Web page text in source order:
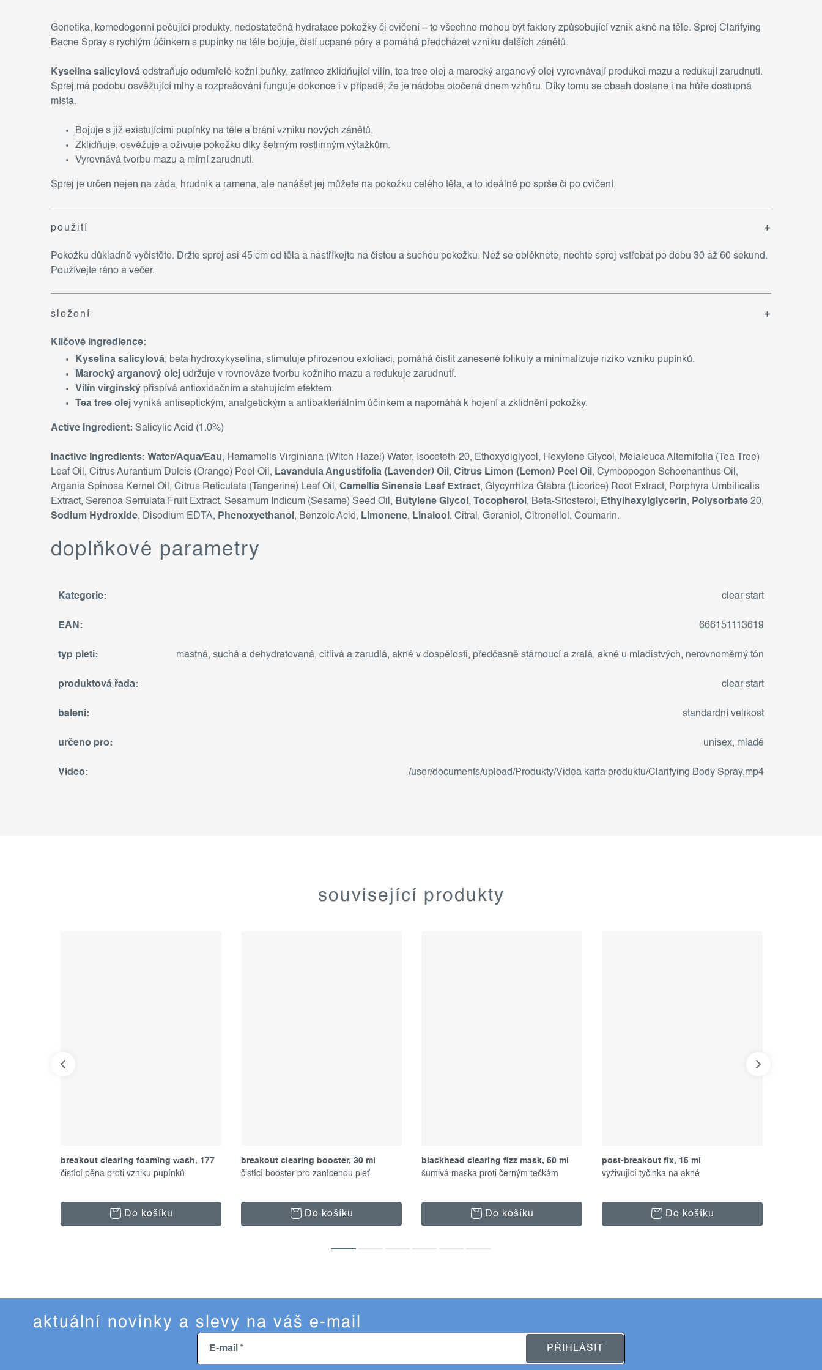
Genetika, komedogenní pečující produkty, nedostatečná hydratace pokožky či cvičení – to všechno mohou být faktory způsobující vznik akné na těle. Sprej Clarifying
Bacne Spray s rychlým účinkem s pupínky na těle bojuje, čistí ucpané póry a pomáhá předcházet vzniku dalších zánětů.
Kyselina salicylová odstraňuje odumřelé kožní buňky, zatímco zklidňující vilín, tea tree olej a marocký arganový olej vyrovnávají produkci mazu a redukují zarudnutí.
Sprej má podobu osvěžující mlhy a rozprašování funguje dokonce i v případě, že je nádoba otočená dnem vzhůru. Díky tomu se obsah dostane i na hůře dostupná
místa.
Bojuje s již existujícími pupínky na těle a brání vzniku nových zánětů.
Zklidňuje, osvěžuje a oživuje pokožku díky šetrným rostlinným výtažkům.
Vyrovnává tvorbu mazu a mírní zarudnutí.
Sprej je určen nejen na záda, hrudník a ramena, ale nanášet jej můžete na pokožku celého těla, a to ideálně po sprše či po cvičení.
použití
Pokožku důkladně vyčistěte. Držte sprej asi 45 cm od těla a nastříkejte na čistou a suchou pokožku. Než se obléknete, nechte sprej vstřebat po dobu 30 až 60 sekund.
Používejte ráno a večer.
složení
Klíčové ingredience:
Kyselina salicylová, beta hydroxykyselina, stimuluje přirozenou exfoliaci, pomáhá čistit zanesené folikuly a minimalizuje riziko vzniku pupínků.
Marocký arganový olej udržuje v rovnováze tvorbu kožního mazu a redukuje zarudnutí.
Vilín virginský přispívá antioxidačním a stahujícím efektem.
Tea tree olej vyniká antiseptickým, analgetickým a antibakteriálním účinkem a napomáhá k hojení a zklidnění pokožky.
Active Ingredient: Salicylic Acid (1.0%)
Inactive Ingredients: Water/Aqua/Eau, Hamamelis Virginiana (Witch Hazel) Water, Isoceteth-20, Ethoxydiglycol, Hexylene Glycol, Melaleuca Alternifolia (Tea Tree)
Leaf Oil, Citrus Aurantium Dulcis (Orange) Peel Oil, Lavandula Angustifolia (Lavender) Oil , Citrus Limon (Lemon) Peel Oil , Cymbopogon Schoenanthus Oil,
Argania Spinosa Kernel Oil, Citrus Reticulata (Tangerine) Leaf Oil, Camellia Sinensis Leaf Extract, Glycyrrhiza Glabra (Licorice) Root Extract, Porphyra Umbilicalis
Extract, Serenoa Serrulata Fruit Extract, Sesamum Indicum (Sesame) Seed Oil, Butylene Glycol , Tocopherol , Beta-Sitosterol, Ethylhexylglycerin, Polysorbate 20,
Sodium Hydroxide, Disodium EDTA, Phenoxyethanol , Benzoic Acid, Limonene, Linalool , Citral, Geraniol, Citronellol, Coumarin.
doplňkové parametry
Kategorie: clear start
EAN : 666151113619
typ pleti: mastná, suchá a dehydratovaná, citlivá a zarudlá, akné v dospělosti, předčasně stárnoucí a zralá, akné u mladistvých, nerovnoměrný tón
produktová řada: clear start
balení: standardní velikost
určeno pro: unisex, mladé
Video: /user/documents/upload/Produkty/Videa karta produktu/Clarifying Body Spray.mp4
související produkty
breakout clearing foaming wash, 177
ml
čistící pěna proti vzniku pupínků
Do košíku
breakout clearing booster, 30 ml
čistící booster pro zanícenou pleť
Do košíku
blackhead clearing fizz mask, 50 ml
šumivá maska proti černým tečkám
Do košíku
post-breakout fix, 15 ml
vyživující tyčinka na akné
Do košíku
aktuální novinky a slevy na váš e-mail
E-mail PŘIHLÁSIT